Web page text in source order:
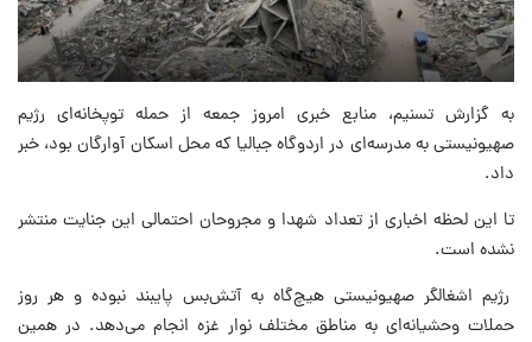
به گزارش تسنیم، منابع خبری امروز جمعه از حمله توپخانه‌ای رژیم
صهیونیستی به مدرسه‌ای در اردوگاه جبالیا که محل اسکان آوارگان بود، خبر
داد.
تا این لحظه اخباری از تعداد شهدا و مجروحان احتمالی این جنایت منتشر
نشده است.
رژیم اشغالگر صهیونیستی هیچ‌گاه به آتش‌بس پایبند نبوده و هر روز
حملات وحشیانه‌ای به مناطق مختلف نوار غزه انجام می‌دهد. در همین